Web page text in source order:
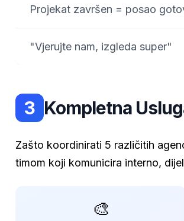
Projekat završen = posao
"Vjerujte nam, izgleda super"
3 Kompletna
Zašto koordinirati 5 različitih
timom koji komunicira interno,
🎨